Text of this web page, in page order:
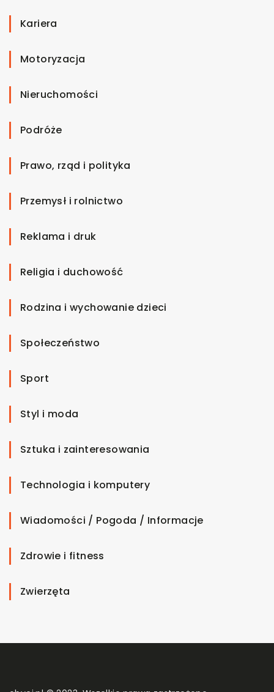
Kariera
Motoryzacja
Nieruchomości
Podróże
Prawo, rząd i polityka
Przemysł i rolnictwo
Reklama i druk
Religia i duchowość
Rodzina i wychowanie dzieci
Społeczeństwo
Sport
Styl i moda
Sztuka i zainteresowania
Technologia i komputery
Wiadomości / Pogoda / Informacje
Zdrowie i fitness
Zwierzęta